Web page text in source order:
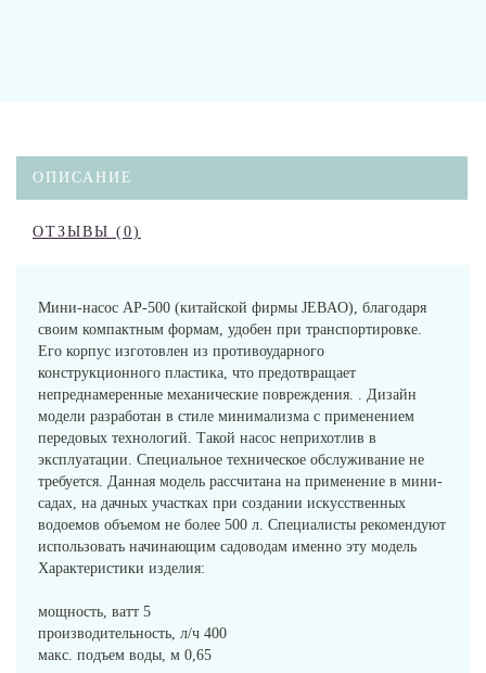
ОПИСАНИЕ
ОТЗЫВЫ (0)
Мини-насос AP-500 (китайской фирмы JEBAO), благодаря
своим компактным формам, удобен при транспортировке.
Его корпус изготовлен из противоударного
конструкционного пластика, что предотвращает
непреднамеренные механические повреждения. . Дизайн
модели разработан в стиле минимализма с применением
передовых технологий. Такой насос неприхотлив в
эксплуатации. Специальное техническое обслуживание не
требуется. Данная модель рассчитана на применение в мини-
садах, на дачных участках при создании искусственных
водоемов объемом не более 500 л. Специалисты рекомендуют
использовать начинающим садоводам именно эту модель
Характеристики изделия:
мощность, ватт 5
производительность, л/ч 400
макс. подъем воды, м 0,65